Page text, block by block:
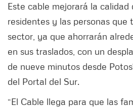
Este cable mejorará la calidad
residentes y las personas que
sector, ya que ahorrarán
en sus traslados, con un
de nueve minutos desde
del Portal del Sur.
“El Cable llega para que las